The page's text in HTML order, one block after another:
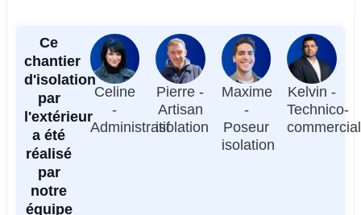
Ce
chantier
d'isolation
par
l'extérieur
a été
réalisé
par
notre
équipe
Celine
-
Administratif
Pierre -
Artisan
isolation
Maxime
-
Poseur
isolation
Kelvin -
Technico-
commercial